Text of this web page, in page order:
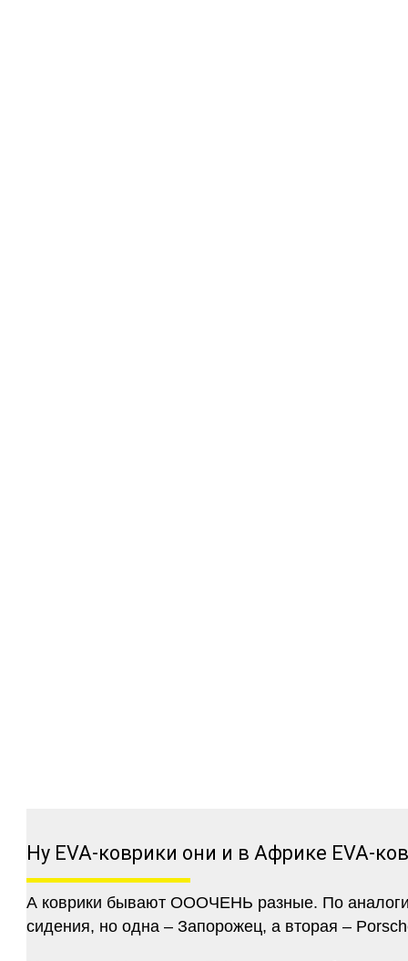
Ну EVA-коврики они и в Африке EVA-
А коврики бывают ОООЧЕНЬ разные. По
сидения, но одна – Запорожец, а вторая –